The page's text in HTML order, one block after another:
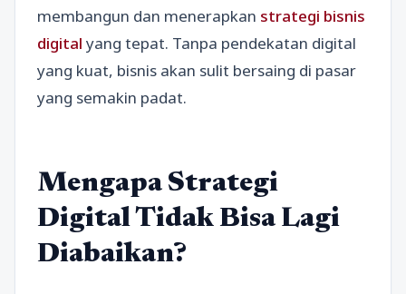
membangun dan menerapkan strategi bisnis
digital yang tepat. Tanpa pendekatan digital
yang kuat, bisnis akan sulit bersaing di pasar
yang semakin padat.
Mengapa Strategi
Digital Tidak Bisa Lagi
Diabaikan?